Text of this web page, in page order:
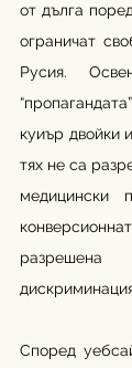
от дълга
ограничат
Русия.
куиър двойки
тях не са
медицински
Според